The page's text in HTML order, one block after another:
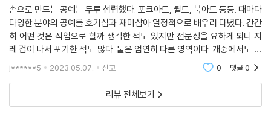
손으로 만드는 공예는 두루 섭렵했다. 포크아트, 퀼트, 북아트 등등. 때마다
다양한 분야의 공예를 호기심과 재미삼아 열정적으로 배우러 다녔다. 간간
히 어떤 것은 직업으로 할까 생각한 적도 있지만 전문성을 요하게 되니 지
레 겁이 나서 포기한 적도 많다. 둘은 엄연히 다른 영역이다. 개중에서도 코
바늘뜨기는 유행을 타지 않고 재료도 쉽게 구할 수 있어서 꾸준한 취미활
동으로 여
j******5 2023.05.07. 신고 0 댓글0
리뷰 전체보기